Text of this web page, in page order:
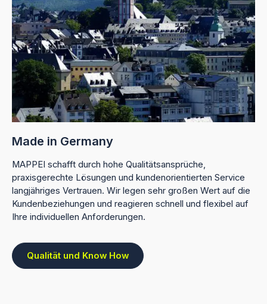
Made in Germany
MAPPEI schafft durch hohe Qualitätsansprüche,
praxisgerechte Lösungen und kundenorientierten Service
langjähriges Vertrauen. Wir legen sehr großen Wert auf die
Kundenbeziehungen und reagieren schnell und flexibel auf
Ihre individuellen Anforderungen.
Qualität und Know How